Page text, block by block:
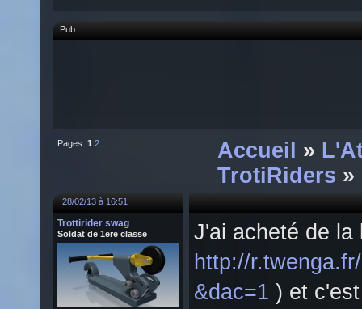
Pub
Pages: 1 2 Accueil »
TrotiRiders »
28/02/13 à 16:51
Trottirider swag
Soldat de 1ere classe
J'ai acheté de la
http://
&dac=1 ) et